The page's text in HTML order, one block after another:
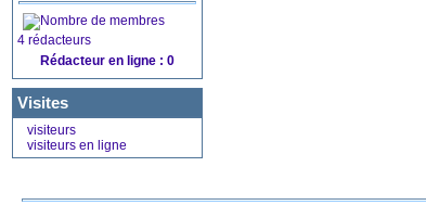
4 rédacteurs
Rédacteur en ligne : 0
Visites
visiteurs
visiteurs en ligne